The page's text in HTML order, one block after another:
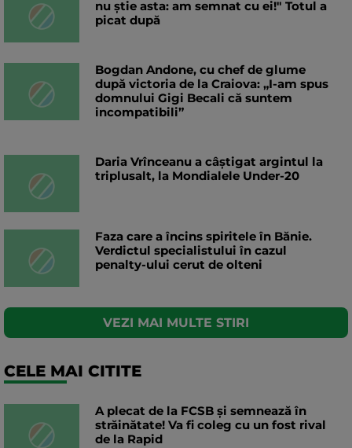
nu știe asta: am semnat cu ei!" Totul a
picat după
Bogdan Andone, cu chef de glume
după victoria de la Craiova: „I-am spus
domnului Gigi Becali că suntem
incompatibili”
Daria Vrînceanu a câştigat argintul la
triplusalt, la Mondialele Under-20
Faza care a încins spiritele în Bănie.
Verdictul specialistului în cazul
penalty-ului cerut de olteni
VEZI MAI MULTE STIRI
CELE MAI CITITE
A plecat de la FCSB și semnează în
străinătate! Va fi coleg cu un fost rival
de la Rapid